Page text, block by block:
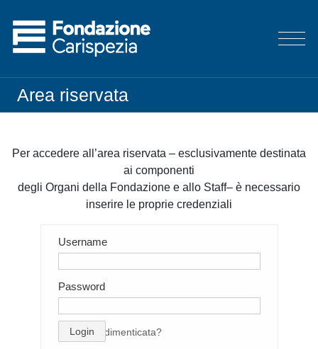
Area riservata
Per accedere all’area riservata – esclusivamente destinata
ai componenti
degli Organi della Fondazione e allo Staff– è necessario
inserire le proprie credenziali
Username
Password
password dimenticata?
Login